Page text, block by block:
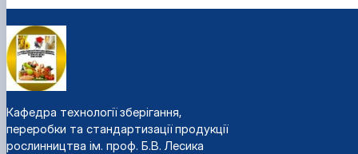
Кафедра технології зберігання,
переробки та стандартизації продукції
рослинництва ім. проф. Б.В. Лесика